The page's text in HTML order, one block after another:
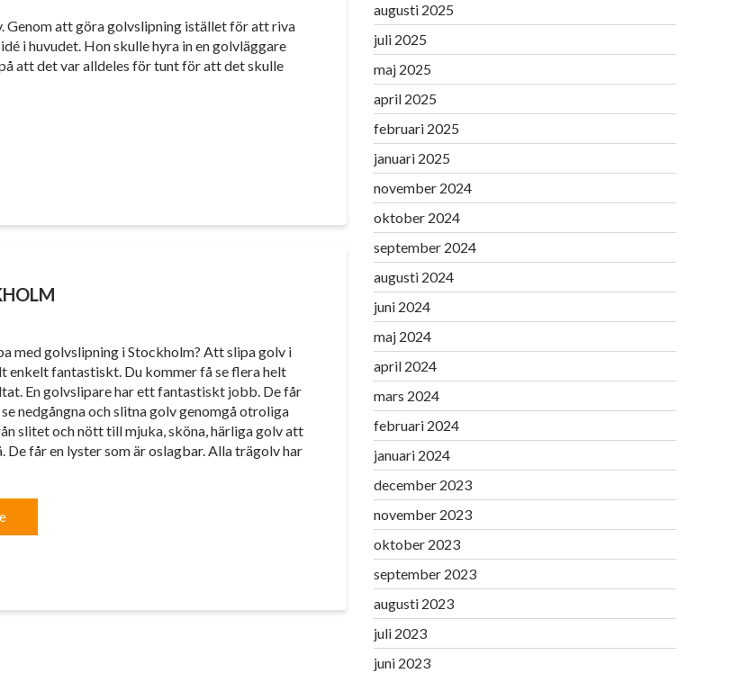
Genom att göra golvslipning istället för att riva
i huvudet. Hon skulle hyra in en golvläggare
att det var alldeles för tunt för att det skulle
med golvslipning i Stockholm? Att slipa golv i
enkelt fantastiskt. Du kommer få se flera helt
En golvslipare har ett fantastiskt jobb. De får
nedgångna och slitna golv genomgå otroliga
slitet och nött till mjuka, sköna, härliga golv att
De får en lyster som är oslagbar. Alla trägolv har
augusti 2025
juli 2025
maj 2025
april 2025
februari 2025
januari 2025
november 2024
oktober 2024
september 2024
augusti 2024
juni 2024
maj 2024
april 2024
mars 2024
februari 2024
januari 2024
december 2023
november 2023
oktober 2023
september 2023
augusti 2023
juli 2023
juni 2023